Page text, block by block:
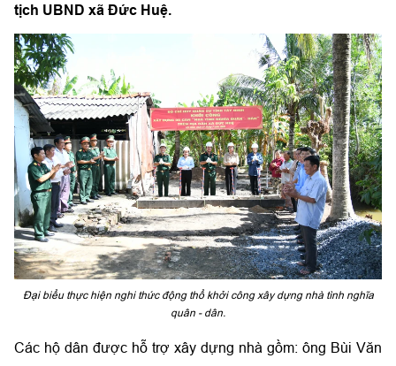
tịch UBND xã Đức Huệ.
Đại biểu thực hiện nghi thức động thổ khởi công xây dựng nhà tình nghĩa
quân - dân.
Các hộ dân được hỗ trợ xây dựng nhà gồm: ông Bùi Văn